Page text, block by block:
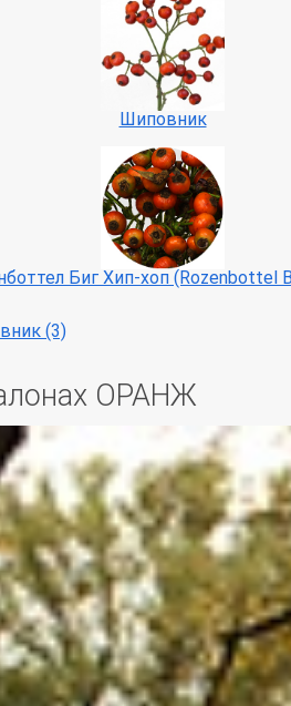
Шиповник
Биг Хип-хоп (Rozenbottel
(3)
ОРАНЖ